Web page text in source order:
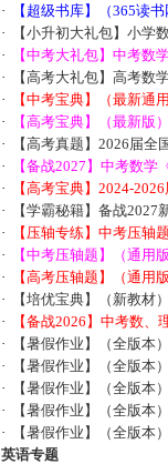
·
【超级书库】（365读
·
【小升初大礼包】小学
·
【中考大礼包】中考数
·
【高考大礼包】高考数
·
【中考宝典】（最新通
·
【高考宝典】（最新版
·
【高考真题】2026届全
·
【备战2027】中考数学
·
【高考宝典】2024-
·
【学霸秘籍】备战2027
·
【压轴专练】中考压轴
·
【中考压轴题】（通用
·
【高考压轴题】（通用
·
【培优宝典】（新教材
·
【备战2026】中考数、
·
【暑假作业】（全版本
·
【暑假作业】（全版本
·
【暑假作业】（全版本
·
【暑假作业】（全版本
·
【暑假作业】（全版本
英语专题